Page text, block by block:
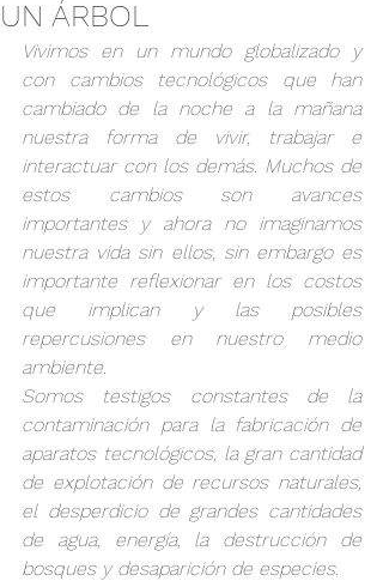
UN ÁRBOL
Vivimos en un mundo globalizado y
con cambios tecnológicos que han
cambiado de la noche a la mañana
nuestra forma de vivir, trabajar e
interactuar con los demás. Muchos de
estos cambios son avances
importantes y ahora no imaginamos
nuestra vida sin ellos, sin embargo es
importante reflexionar en los costos
que implican y las posibles
repercusiones en nuestro medio
ambiente.
Somos testigos constantes de la
contaminación para la fabricación de
aparatos tecnológicos, la gran cantidad
de explotación de recursos naturales,
el desperdicio de grandes cantidades
de agua, energía, la destrucción de
bosques y desaparición de especies.